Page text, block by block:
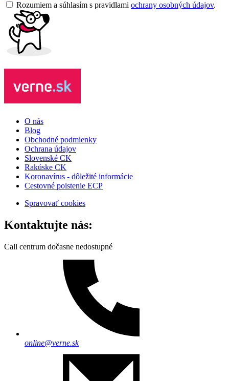
Rozumiem a súhlasím s pravidlami ochrany osobných údajov.
O nás
Blog
Obchodné podmienky
Ochrana údajov
Slovenské CK
Rakúske CK
Koronavírus - dôležité informácie
Cestovné poistenie ECP
Spravovať cookies
Kontaktujte nás:
Call centrum dočasne nedostupné
online@verne.sk